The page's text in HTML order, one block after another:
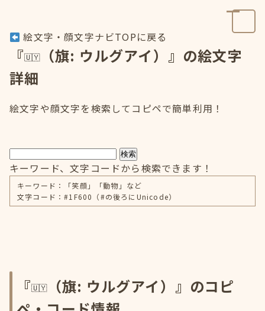
絵文字・顔文字ナビTOPに戻る
『
（旗: ウルグアイ）』の絵文字
詳細
絵文字や顔文字を検索してコピペで簡単利用！
検索
キーワード、文字コードから検索できます！
キーワード：「笑顔」「動物」など
文字コード：#1F600（#の後ろにUnicode）
『
（旗: ウルグアイ）』のコピ